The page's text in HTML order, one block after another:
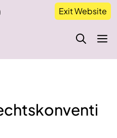
Exit Website